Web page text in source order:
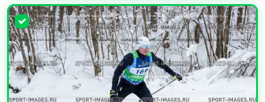
УВЕЛИЧИТЬ